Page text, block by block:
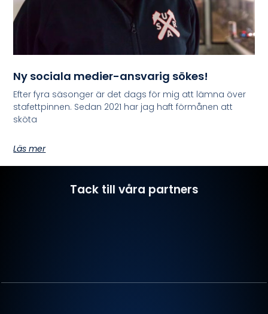
Ny sociala medier-ansvarig sökes!
Efter fyra säsonger är det dags för mig att lämna över
stafettpinnen. Sedan 2021 har jag haft förmånen att
sköta
Läs mer
Tack till våra partners